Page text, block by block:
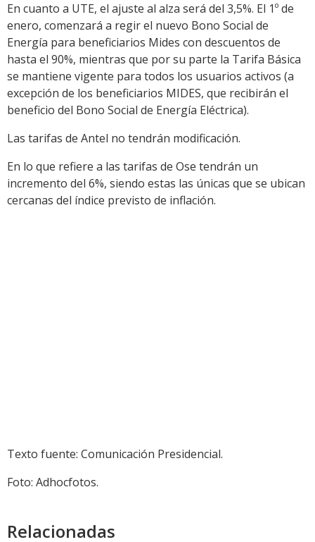
En cuanto a UTE, el ajuste al alza será del 3,5%. El 1º de
enero, comenzará a regir el nuevo Bono Social de
Energía para beneficiarios Mides con descuentos de
hasta el 90%, mientras que por su parte la Tarifa Básica
se mantiene vigente para todos los usuarios activos (a
excepción de los beneficiarios MIDES, que recibirán el
beneficio del Bono Social de Energía Eléctrica).
Las tarifas de Antel no tendrán modificación.
En lo que refiere a las tarifas de Ose tendrán un
incremento del 6%, siendo estas las únicas que se ubican
cercanas del índice previsto de inflación.
Texto fuente: Comunicación Presidencial.
Foto: Adhocfotos.
Relacionadas